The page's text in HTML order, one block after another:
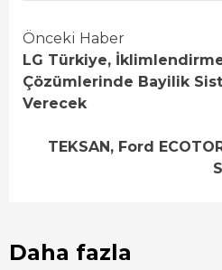
Continue
Reading
Önceki Haber
LG Türkiye,
Çözümlerinde Bayilik
Verecek
TEKSAN, Ford
Daha fazla